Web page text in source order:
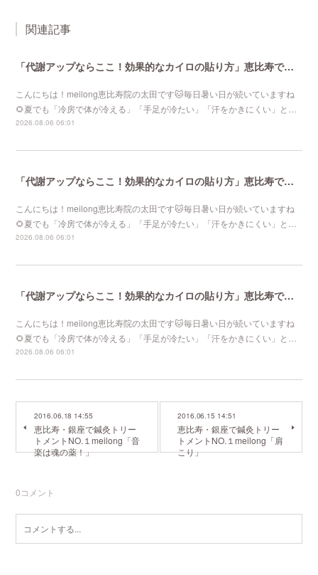
関連記事
「代謝アップならここ！効果的なカイロの貼り方」恵比寿で口コミNo 1美容鍼灸ならmeilong
こんにちは！meilong恵比寿院の太田です🐱毎日暑い日が続いていますね
🌻夏でも「冷房で体が冷える」「手足が冷たい」「汗をかきにくい」と…
2026.08.06 06:01
「代謝アップならここ！効果的なカイロの貼り方」恵比寿で口コミNo 1美容鍼灸ならmeilong
こんにちは！meilong恵比寿院の太田です🐱毎日暑い日が続いていますね
🌻夏でも「冷房で体が冷える」「手足が冷たい」「汗をかきにくい」と…
2026.08.06 06:01
「代謝アップならここ！効果的なカイロの貼り方」恵比寿で口コミNo 1美容鍼灸ならmeilong
こんにちは！meilong恵比寿院の太田です🐱毎日暑い日が続いていますね
🌻夏でも「冷房で体が冷える」「手足が冷たい」「汗をかきにくい」と…
2026.08.06 06:01
2016.06.18 14:55
恵比寿・銀座で鍼灸トリー
トメントNO.１meilong「音
楽は魂の薬！」
2016.06.15 14:51
恵比寿・銀座で鍼灸トリー
トメントNO.１meilong「肩
こり」
0コメント